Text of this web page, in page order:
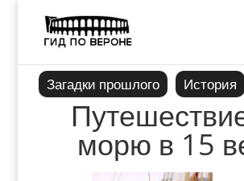
Загадки прошлого История
морю в 15